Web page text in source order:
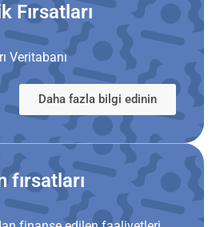
Fırsatları
Veritabanı
Daha fazla bilgi edinin
fırsatları